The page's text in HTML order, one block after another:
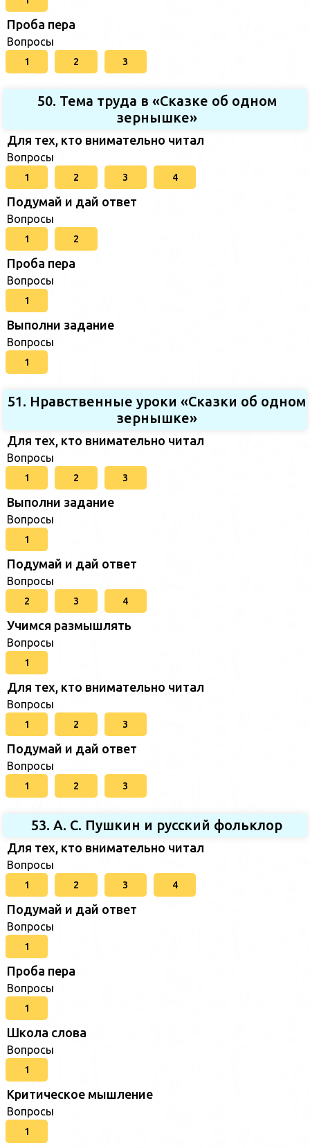
Проба пера
Вопросы
1 2 3
50. Тема труда в «Сказке об одном
зернышке»
Для тех, кто внимательно читал
Вопросы
1 2 3 4
Подумай и дай ответ
Вопросы
1 2
Проба пера
Вопросы
1
Выполни задание
Вопросы
1
51. Нравственные уроки «Сказки об одном
зернышке»
Для тех, кто внимательно читал
Вопросы
1 2 3
Выполни задание
Вопросы
1
Подумай и дай ответ
Вопросы
2 3 4
Учимся размышлять
Вопросы
1
Для тех, кто внимательно читал
Вопросы
1 2 3
Подумай и дай ответ
Вопросы
1 2 3
53. А. С. Пушкин и русский фольклор
Для тех, кто внимательно читал
Вопросы
1 2 3 4
Подумай и дай ответ
Вопросы
1
Проба пера
Вопросы
1
Школа слова
Вопросы
1
Критическое мышление
Вопросы
1